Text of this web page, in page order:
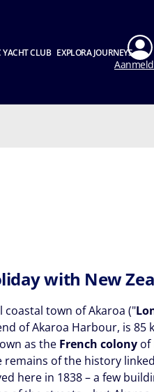
YACHT CLUB EXPLORA JOURNEYS
with New
coastal town of Akaroa ("
of Akaroa Harbour, is 85
as the French colony of
remains of the history
here in 1838 – a few